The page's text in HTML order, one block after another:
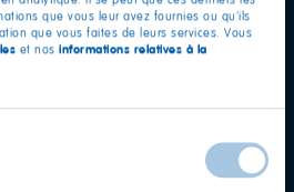
que vous leur avez fournies ou qu'ils
que vous faites de leurs services. Vous
et nos informations relatives à la